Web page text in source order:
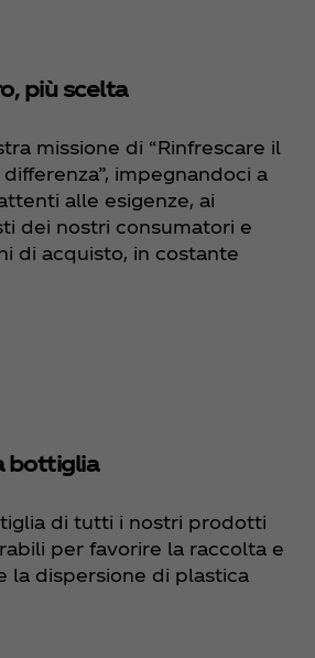
più scelta
missione di “Rinfrescare il
impegnandoci a
alle esigenze, ai
dei nostri consumatori e
di acquisto, in costante
bottiglia
di tutti i nostri prodotti
per favorire la raccolta e
la dispersione di plastica